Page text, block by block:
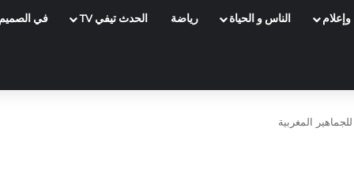
الناس و الحياة رياضة الحدث تيفي TV في الصميم
المغربية